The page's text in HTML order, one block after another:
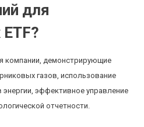
для
компании, демонстрирующие
газов, использование
эффективное управление
отчетности.